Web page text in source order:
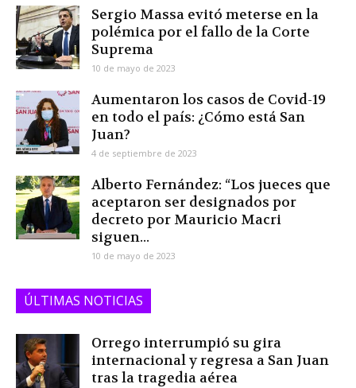
Sergio Massa evitó meterse en la
polémica por el fallo de la Corte
Suprema
10 de mayo de 2023
Aumentaron los casos de Covid-19
en todo el país: ¿Cómo está San
Juan?
4 de septiembre de 2023
Alberto Fernández: “Los jueces que
aceptaron ser designados por
decreto por Mauricio Macri
siguen...
10 de mayo de 2023
ÚLTIMAS NOTICIAS
Orrego interrumpió su gira
internacional y regresa a San Juan
tras la tragedia aérea